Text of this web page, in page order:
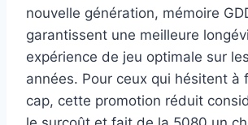
nouvelle génération, mémoire
garantissent une meilleure
expérience de jeu optimale sur
années. Pour ceux qui hésitent à
cap, cette promotion réduit